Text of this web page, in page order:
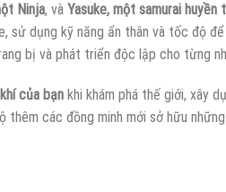
Ninja, và Yasuke, một samurai huyền
sử dụng kỹ năng ẩn thân và tốc độ
bị và phát triển độc lập cho từng
của bạnkhi khám phá thế giới, xây
thêm các đồng minh mới sở hữu